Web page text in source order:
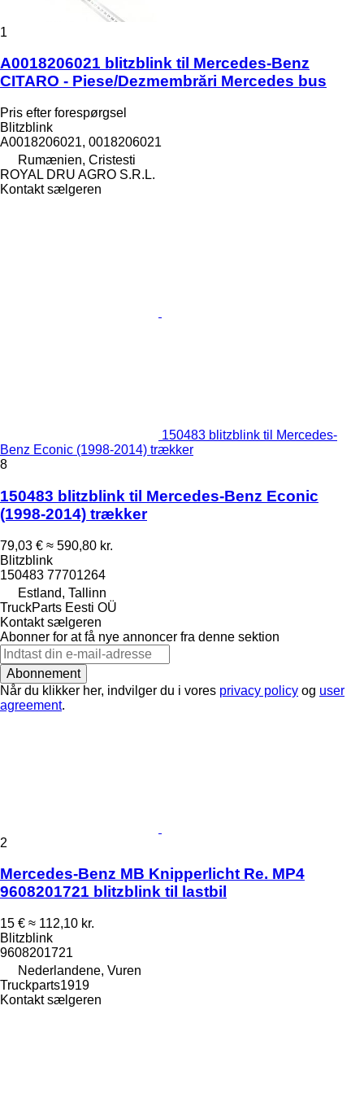
1
A0018206021 blitzblink til Mercedes-Benz
CITARO - Piese/Dezmembrări Mercedes bus
Pris efter forespørgsel
Blitzblink
A0018206021, 0018206021
Rumænien, Cristesti
ROYAL DRU AGRO S.R.L.
Kontakt sælgeren
150483 blitzblink til Mercedes-
Benz Econic (1998-2014) trækker
8
150483 blitzblink til Mercedes-Benz Econic
(1998-2014) trækker
79,03 € ≈ 590,80 kr.
Blitzblink
150483 77701264
Estland, Tallinn
TruckParts Eesti OÜ
Kontakt sælgeren
Abonner for at få nye annoncer fra denne sektion
Abonnement
Når du klikker her, indvilger du i vores privacy policy og user
agreement.
2
Mercedes-Benz MB Knipperlicht Re. MP4
9608201721 blitzblink til lastbil
15 € ≈ 112,10 kr.
Blitzblink
9608201721
Nederlandene, Vuren
Truckparts1919
Kontakt sælgeren